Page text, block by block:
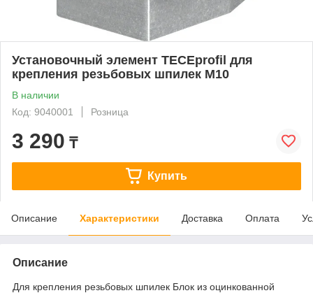
Установочный элемент TECEprofil для
крепления резьбовых шпилек M10
В наличии
Код: 9040001
Розница
3 290 ₸
Купить
Описание Характеристики Доставка Оплата
Описание
Для крепления резьбовых шпилек Блок из оцинкованной